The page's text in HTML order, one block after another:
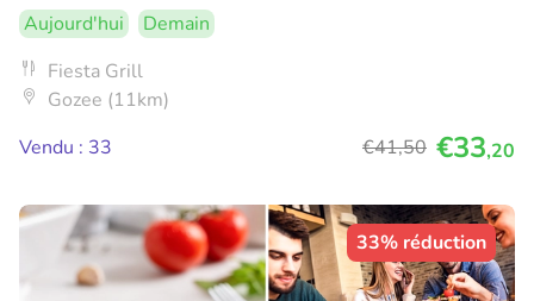
Aujourd'hui
Demain
Fiesta Grill
Gozee (11km)
Vendu : 33
€41,50 €33,20
33% réduction